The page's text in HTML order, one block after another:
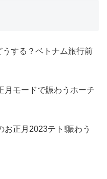
する？ベトナム旅行前
月モードで賑わうホーチ
お正月2023テト!賑わう